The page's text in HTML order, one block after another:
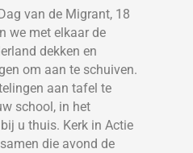
van de Migrant, 18
we met elkaar de
dekken en
om aan te schuiven.
aan tafel te
school, in het
u thuis. Kerk in Actie
die avond de